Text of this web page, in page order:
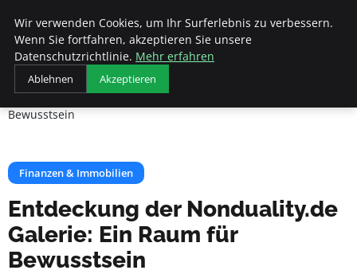
Veranstaltungen
Fds
Startseite
Finanzen & Immobilien
Entdeckung der Nonduality.de Galerie: Ein Raum für
Bewusstsein
Finanzen & Immobilien
Entdeckung der Nonduality.de
Galerie: Ein Raum für
Bewusstsein
Wir verwenden Cookies, um Ihr Surferlebnis zu verbessern.
Wenn Sie fortfahren, akzeptieren Sie unsere
Datenschutzrichtlinie. Mehr erfahren
Ablehnen Akzeptieren